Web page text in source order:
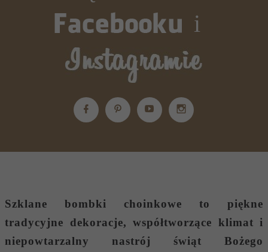
i
Szklane bombki choinkowe to piękne
tradycyjne dekoracje, współtworzące klimat i
niepowtarzalny nastrój świąt Bożego